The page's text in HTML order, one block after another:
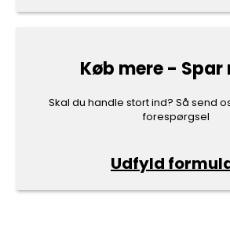
Køb mere - Spar
Skal du handle stort ind? Så send
forespørgsel
Udfyld